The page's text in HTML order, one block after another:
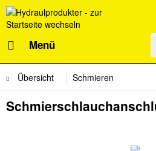
Menü
Übersicht Schmieren